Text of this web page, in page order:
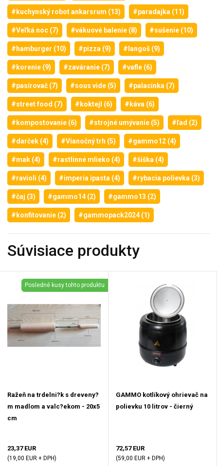
#kuchynský robot ankarsrum (13) #paradajka (11)
#Veľká noc (7) #vákuové balenie (8) #sušenie (10)
#hamburger (10) #pizza (9) #langoš (9)
#korenie (9) #zaváranie (7) #vafle (6)
#pasírovač (7) #sous vide (5) #palacinka (7)
#street food (7) #koktejl (6) #káva (6)
#kompostovanie (6) #strojné umývanie (5) #ľad (2)
#darček (4) #Vianočný trh (5) #gammo12 (4)
#mak (4) #rastlinné mlieko (4) #šiška (4)
#ravioli (4) #imperia ipasta (4) #rybacia polievka (3)
#čaj (3) #gammo14 (2) #gammo13 (2)
#konfitovanie (2) #gammopack2024 (1)
Súvisiace produkty
Posledné kusy tohto produktu
Ražeň na trdelni?k s dreveny?
m madlom a valc?ekom - 20x5
cm
23,37 EUR
(19,00 EUR + DPH)
GAMMO kotlíkový ohrievač na
polievku 10 litrov - čierný
72,57 EUR
(59,00 EUR + DPH)